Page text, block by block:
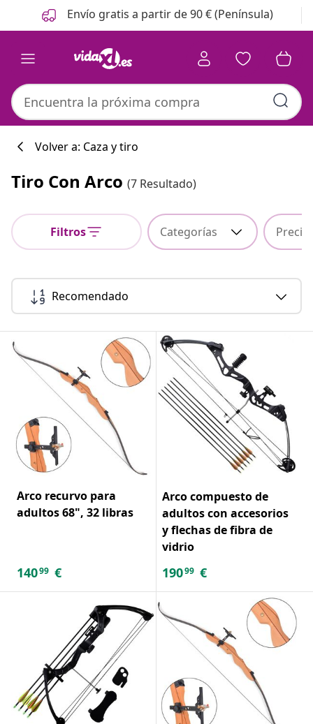
Anterior
Siguiente Envío gratis a partir de 90 € (Península)
Volver a: Caza y tiro
Tiro Con Arco (7 Resultado)
Filtros Categorías Precio
Recomendado
Arco recurvo para
adultos 68", 32 libras
14099 €
Arco compuesto de
adultos con accesorios
y flechas de fibra de
vidrio
19099 €